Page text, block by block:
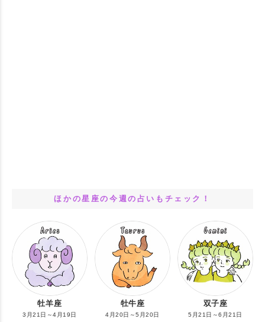
ほかの星座の今週の占いもチェック！
牡羊座
3月21日～4月19日
牡牛座
4月20日～5月20日
双子座
5月21日～6月21日